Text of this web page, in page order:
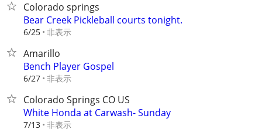
Colorado springs
Bear Creek Pickleball courts tonight.
6/25 非表示
Amarillo
Bench Player Gospel
6/27 非表示
Colorado Springs CO US
White Honda at Carwash- Sunday
7/13 非表示